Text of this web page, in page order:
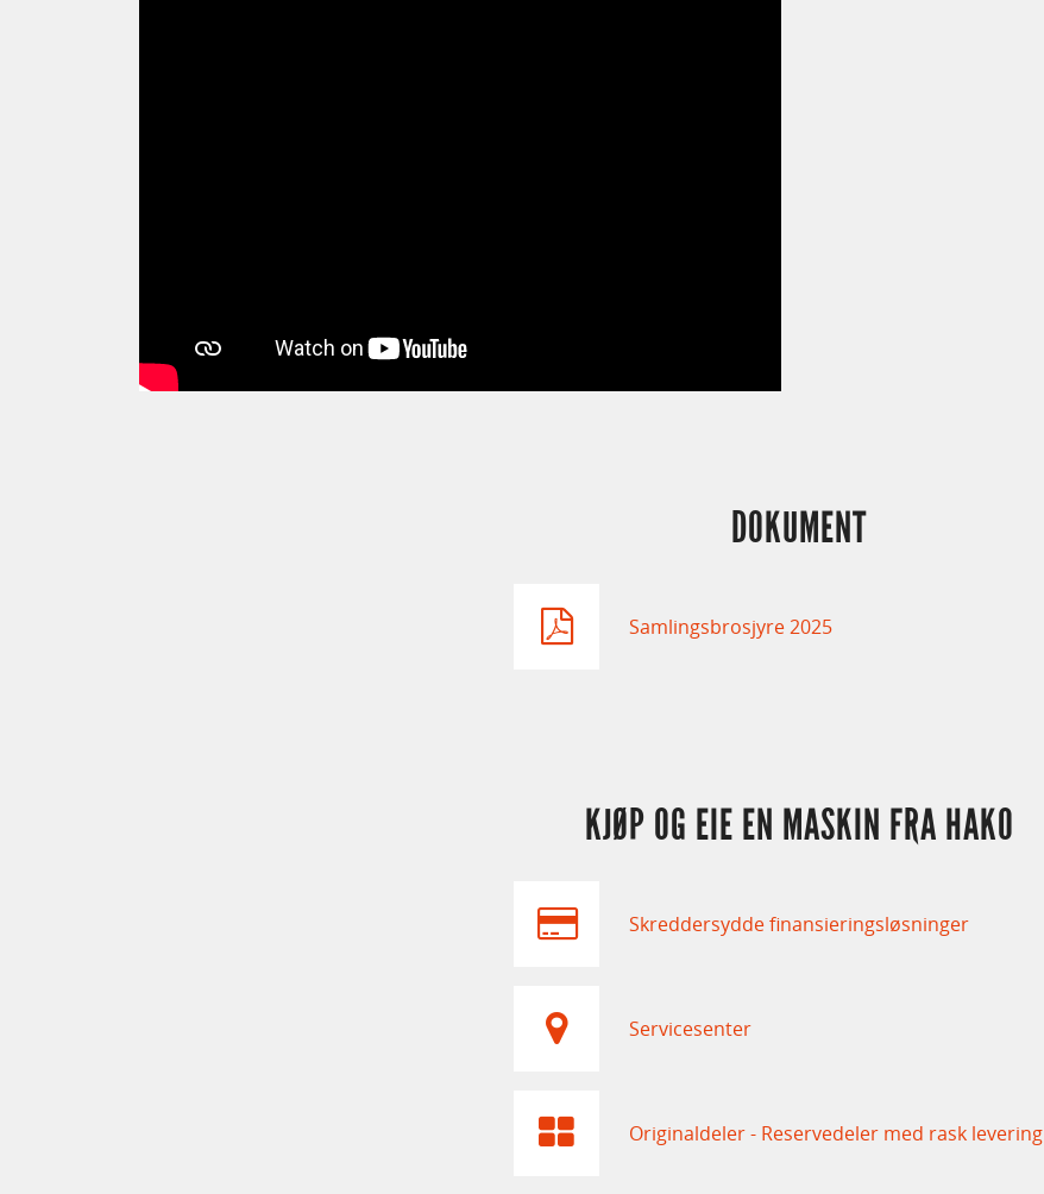
DOKUMENT
Samlingsbrosjyre 2025
KJØP OG EIE EN MASKIN FRA HAKO
Skreddersydde finansieringsløsninger
Servicesenter
Originaldeler - Reservedeler med rask levering